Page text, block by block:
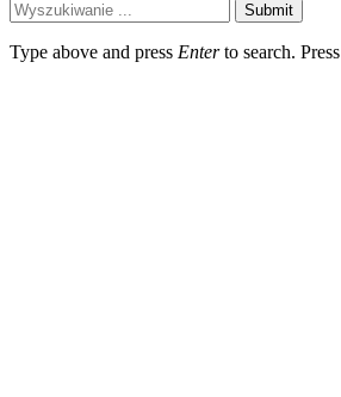
Submit
Type above and press Enterto search. Press